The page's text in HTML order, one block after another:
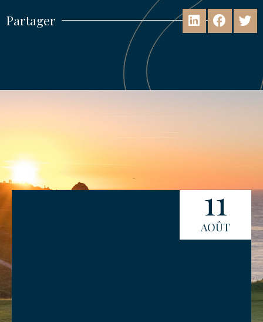
Partager
11
AOÛT